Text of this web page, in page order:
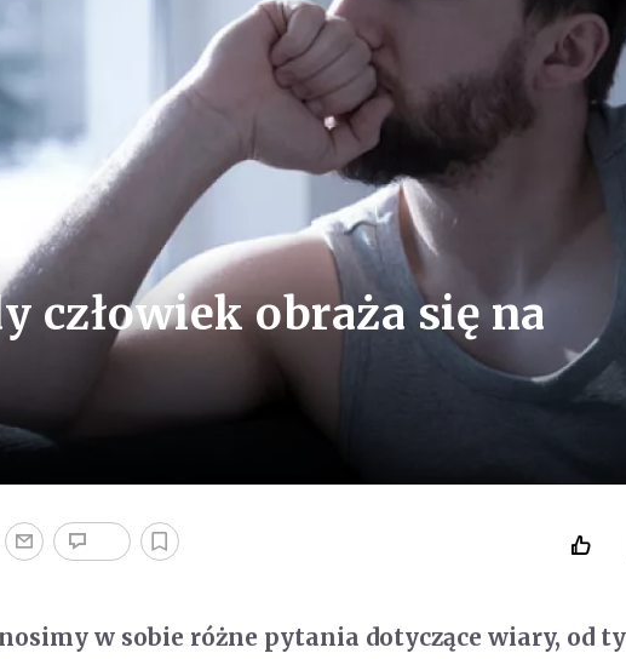
człowiek obraża się na
w sobie różne pytania dotyczące wiary, od